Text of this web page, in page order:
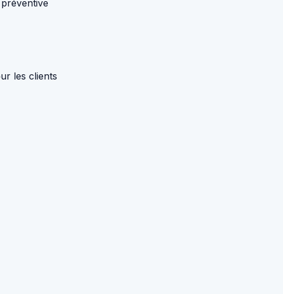
les clients